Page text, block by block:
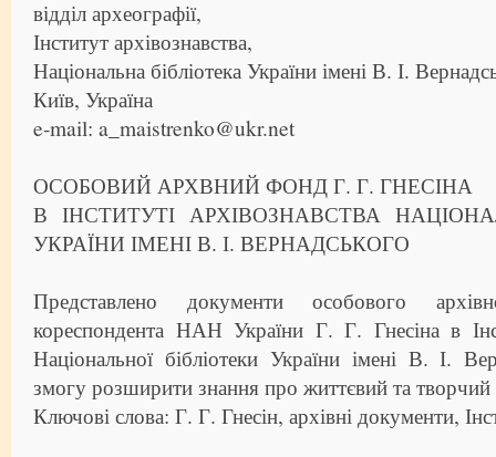
відділ археографії,
Інститут архівознавства,
Національна бібліотека України імені В. І.
Київ, Україна
e-mail: a_maistrenko@ukr.net
ОСОБОВИЙ АРХВНИЙ ФОНД Г. Г. ГНЕСІНА
В ІНСТИТУТІ АРХІВОЗНАВСТВА
УКРАЇНИ ІМЕНІ В. І. ВЕРНАДСЬКОГО
Представлено документи особового
кореспондента НАН України Г. Г. Гнесіна в
Національної бібліотеки України імені В. І.
змогу розширити знання про життєвий та
Ключові слова: Г. Г. Гнесін, архівні документи,